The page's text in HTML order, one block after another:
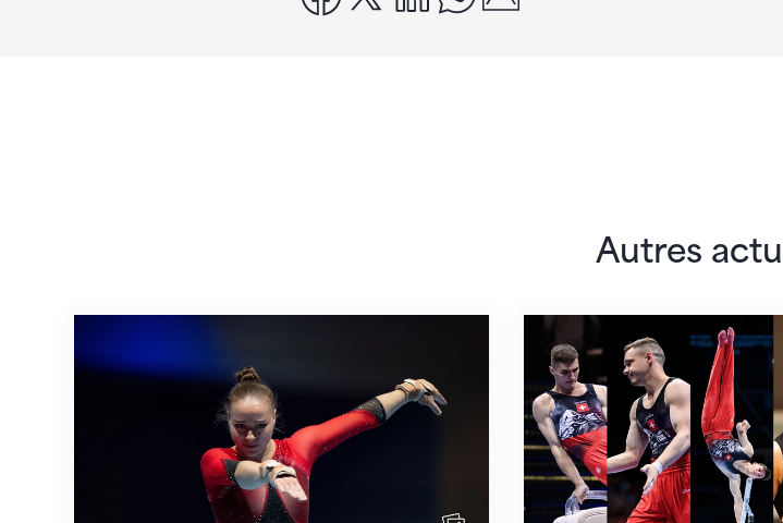
Autres
Martina Eisenegger rejoint l'équipe pour les CE à ZagrebL'équipe masculine